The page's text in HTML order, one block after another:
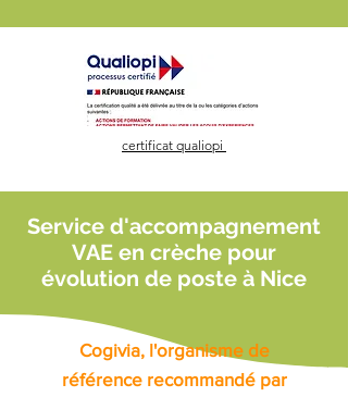
certificat qualiopi
Service d'accompagnement
VAE en crèche pour
évolution de poste à Nice
Cogivia, l'organisme de
référence recommandé par